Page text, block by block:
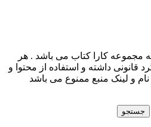
مجموعه کارا کتاب می باشد . هر
قانونی داشته و استفاده از محتوا و
و لینک منبع ممنوع می باشد
جستجو